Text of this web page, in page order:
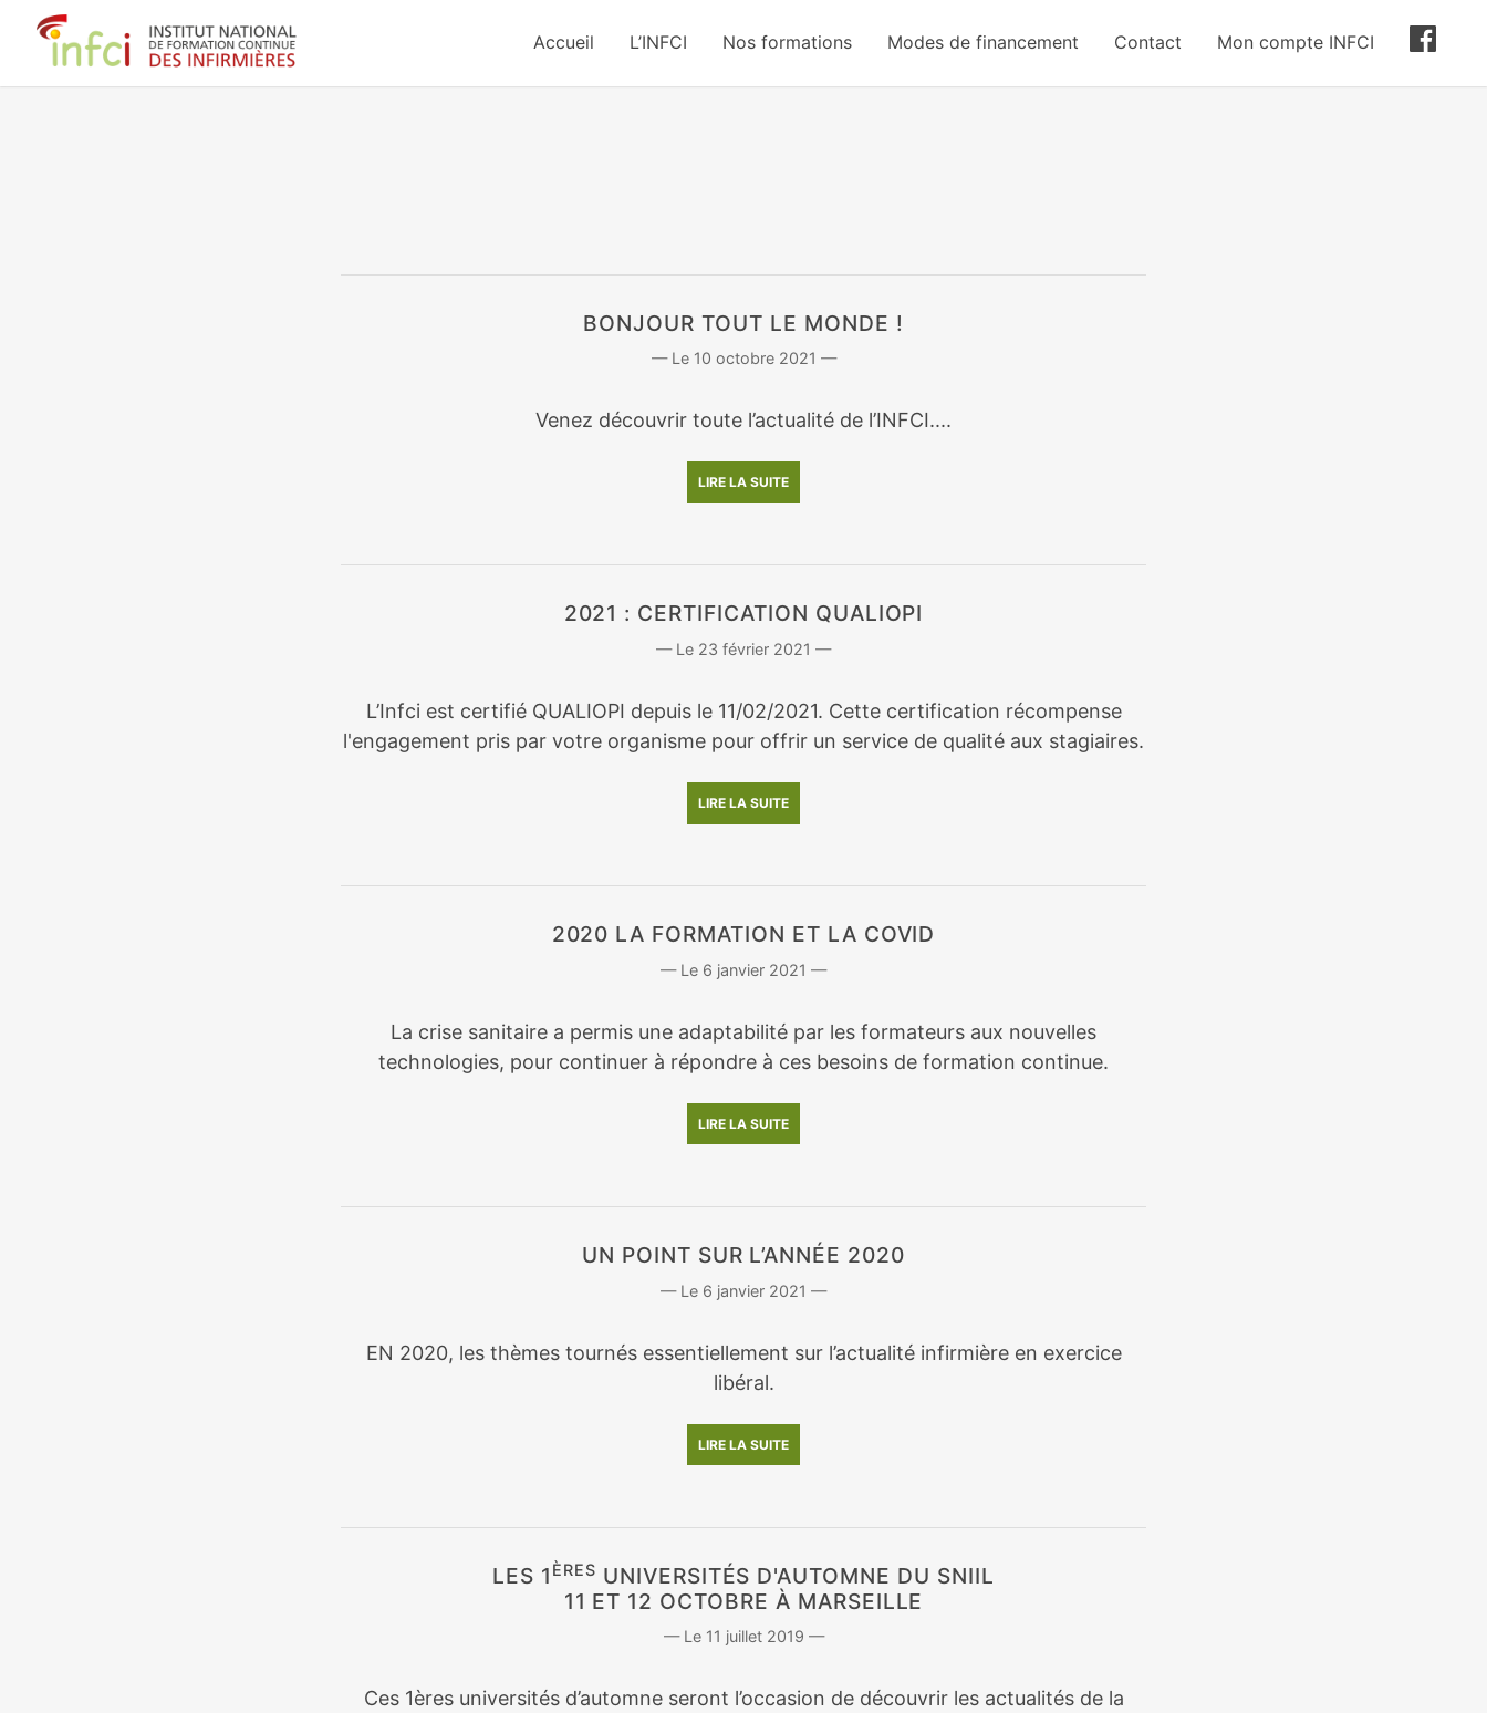
Accueil L’INFCI Nos formations Modes de financement Contact Mon compte INFCI
BONJOUR TOUT LE MONDE !
10 octobre 2021
Venez découvrir toute l’actualité de l’INFCI....
LIRE LA SUITE
2021 : CERTIFICATION QUALIOPI
23 février 2021
L’Infci est certifié QUALIOPI depuis le 11/02/2021. Cette certification récompense
l'engagement pris par votre organisme pour offrir un service de qualité aux stagiaires.
LIRE LA SUITE
2020 LA FORMATION ET LA COVID
6 janvier 2021
La crise sanitaire a permis une adaptabilité par les formateurs aux nouvelles
technologies, pour continuer à répondre à ces besoins de formation continue.
LIRE LA SUITE
UN POINT SUR L’ANNÉE 2020
6 janvier 2021
EN 2020, les thèmes tournés essentiellement sur l’actualité infirmière en exercice
libéral.
LIRE LA SUITE
LES 1 ÈRES UNIVERSITÉS D'AUTOMNE DU SNIIL
11 ET 12 OCTOBRE À MARSEILLE
11 juillet 2019
Ces 1ères universités d’automne seront l’occasion de découvrir les actualités de la